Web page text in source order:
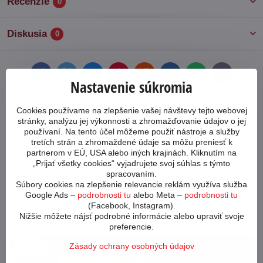
Diskusia 0
Novinky z blogu
produkt
Nasledujúci produkt
Ako poskladať bicykel? Preprava tovaru
vybrať?
ceny
Nastavenie súkromia
Cookies používame na zlepšenie vašej návštevy tejto webovej
stránky, analýzu jej výkonnosti a zhromažďovanie údajov o jej
používaní. Na tento účel môžeme použiť nástroje a služby
tretích strán a zhromaždené údaje sa môžu preniesť k
partnerom v EÚ, USA alebo iných krajinách. Kliknutím na
„Prijať všetky cookies“ vyjadrujete svoj súhlas s týmto
spracovaním.
Súbory cookies na zlepšenie relevancie reklám využíva služba
Google Ads – podrobnosti tu alebo Meta – podrobnosti tu
(Facebook, Instagram).
Nižšie môžete nájsť podrobné informácie alebo upraviť svoje
preferencie.
Zásady ochrany osobných údajov